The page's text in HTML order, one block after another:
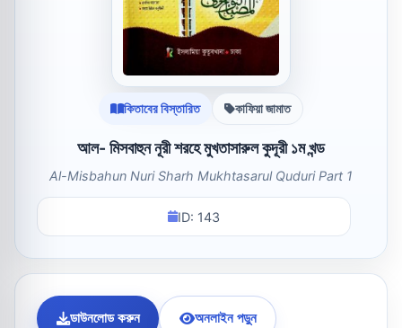
কিতাবের বিস্তারিত কাফিয়া জামাত
আল- মিসবাহুন নূরী শরহে মুখতাসারুল কুদূরী ১ম খন্ড
Al-Misbahun Nuri Sharh Mukhtasarul Quduri Part 1
ID: 143
ডাউনলোড করুন অনলাইন পড়ুন